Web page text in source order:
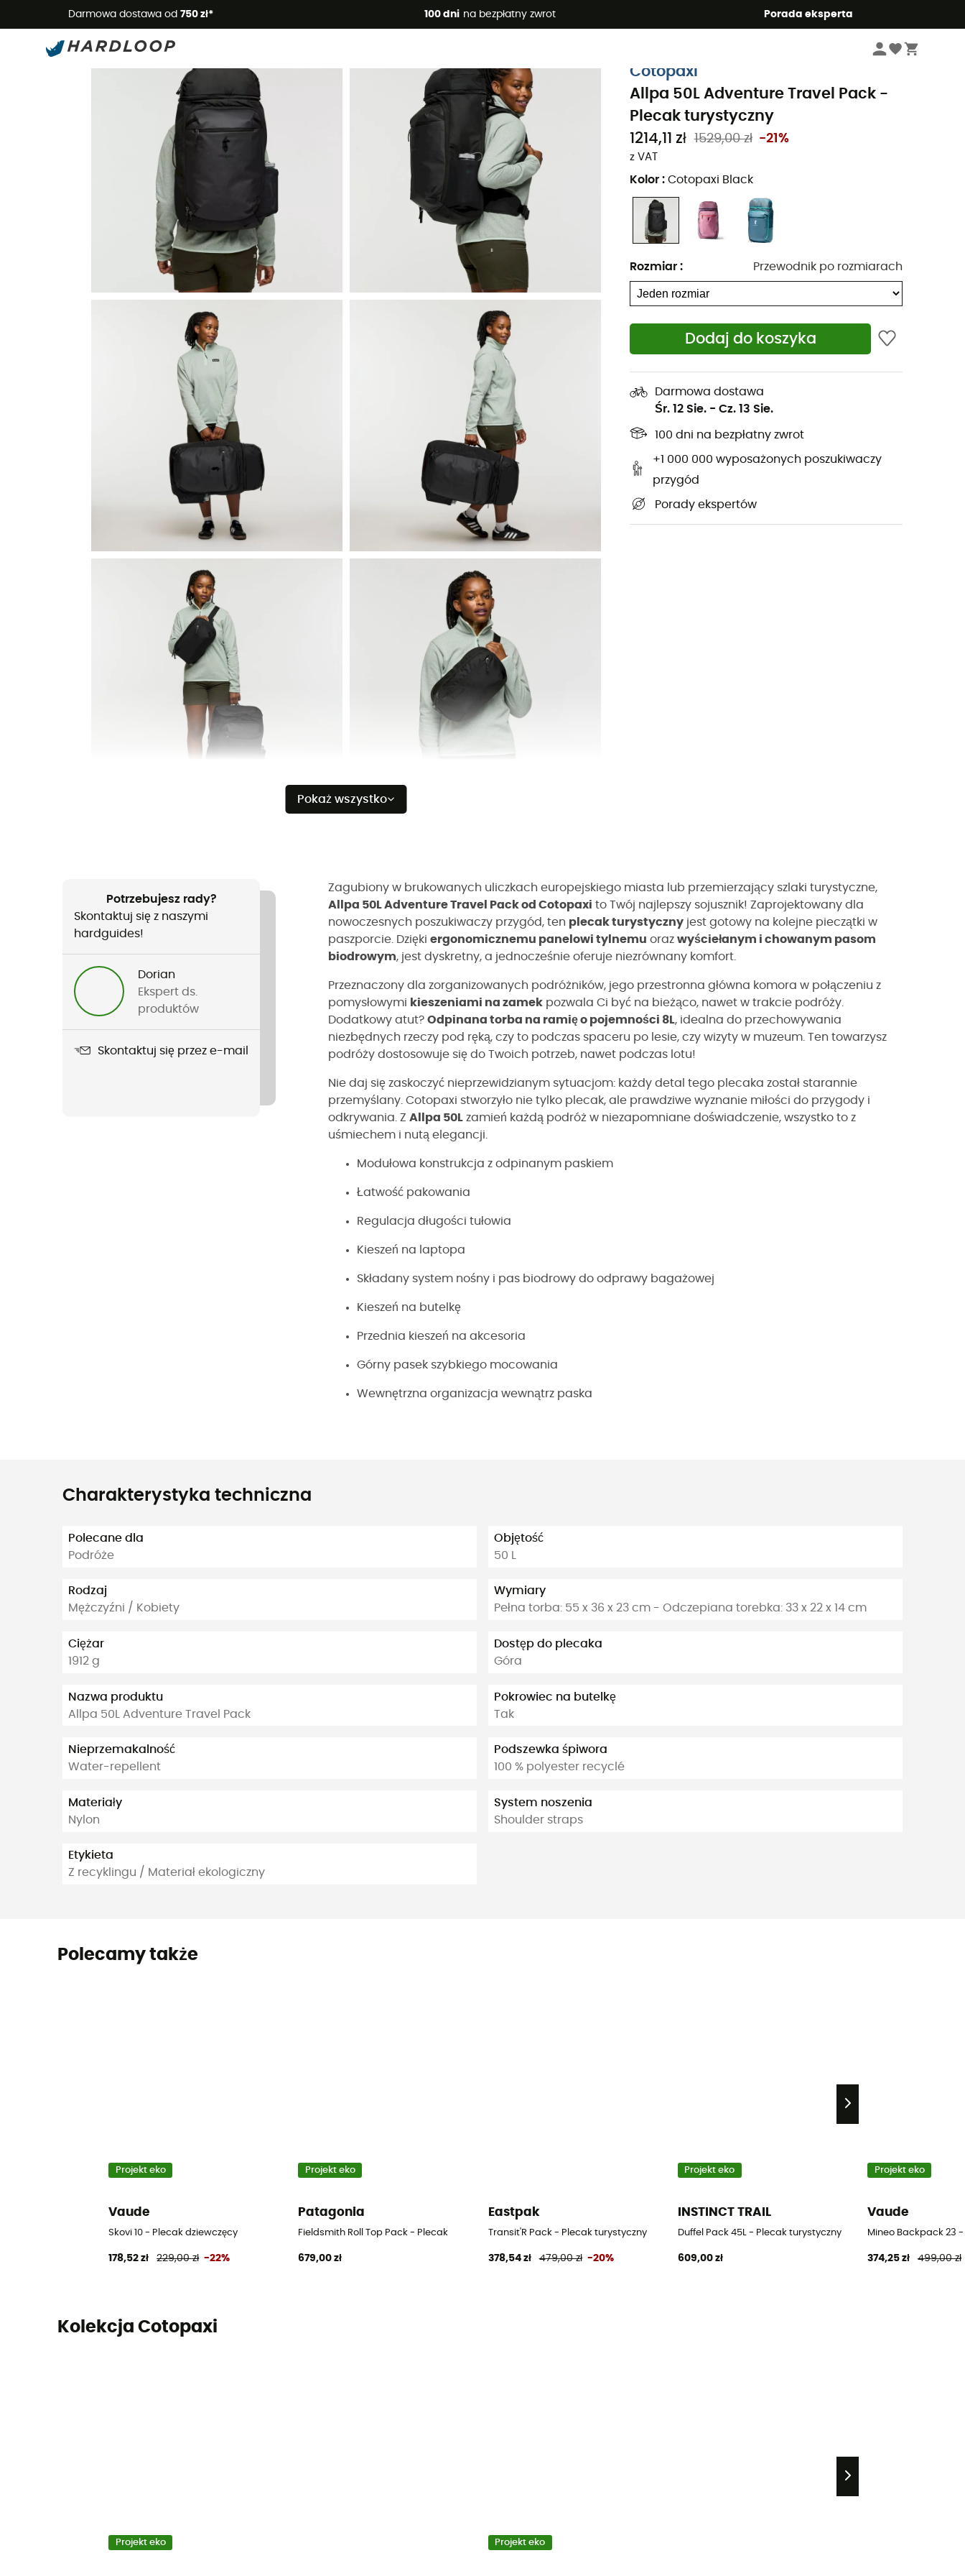
Darmowa dostawa od 750 zł* 100 dni na bezpłatny zwrot Porada eksperta
Letnie promocje 🔥 -5% DODATKOWO przy zakupie 2 produktów*, kod Summer5
Pokaż wszystko
Plecaki turystyczne
Cotopaxi
Allpa 50L Adventure Travel Pack -
Plecak turystyczny
1214,11 zł 1529,00 zł -21%
z VAT
Kolor : Cotopaxi Black
Rozmiar : Przewodnik po rozmiarach
Dodaj do koszyka
Darmowa dostawa
Śr. 12 Sie. - Cz. 13 Sie.
100 dni na bezpłatny zwrot
+1 000 000 wyposażonych poszukiwaczy
przygód
Porady ekspertów
Potrzebujesz rady?
Skontaktuj się z naszymi
hardguides!
Dorian
Ekspert ds.
produktów
Skontaktuj się przez e-mail
Zagubiony w brukowanych uliczkach europejskiego miasta lub przemierzający szlaki turystyczne,
Allpa 50L Adventure Travel Pack od Cotopaxi to Twój najlepszy sojusznik! Zaprojektowany dla
nowoczesnych poszukiwaczy przygód, ten plecak turystyczny jest gotowy na kolejne pieczątki w
paszporcie. Dzięki ergonomicznemu panelowi tylnemu oraz wyściełanym i chowanym pasom
biodrowym, jest dyskretny, a jednocześnie oferuje niezrównany komfort.
Przeznaczony dla zorganizowanych podróżników, jego przestronna główna komora w połączeniu z
pomysłowymi kieszeniami na zamek pozwala Ci być na bieżąco, nawet w trakcie podróży.
Dodatkowy atut? Odpinana torba na ramię o pojemności 8L, idealna do przechowywania
niezbędnych rzeczy pod ręką, czy to podczas spaceru po lesie, czy wizyty w muzeum. Ten towarzysz
podróży dostosowuje się do Twoich potrzeb, nawet podczas lotu!
Nie daj się zaskoczyć nieprzewidzianym sytuacjom: każdy detal tego plecaka został starannie
przemyślany. Cotopaxi stworzyło nie tylko plecak, ale prawdziwe wyznanie miłości do przygody i
odkrywania. Z Allpa 50L zamień każdą podróż w niezapomniane doświadczenie, wszystko to z
uśmiechem i nutą elegancji.
Modułowa konstrukcja z odpinanym paskiem
Łatwość pakowania
Regulacja długości tułowia
Kieszeń na laptopa
Składany system nośny i pas biodrowy do odprawy bagażowej
Kieszeń na butelkę
Przednia kieszeń na akcesoria
Górny pasek szybkiego mocowania
Wewnętrzna organizacja wewnątrz paska
Charakterystyka techniczna
Polecane dla
Podróże
Rodzaj
Mężczyźni / Kobiety
Ciężar
1912 g
Nazwa produktu
Allpa 50L Adventure Travel Pack
Nieprzemakalność
Water-repellent
Materiały
Nylon
Etykieta
Z recyklingu / Materiał ekologiczny
Objętość
50 L
Wymiary
Pełna torba: 55 x 36 x 23 cm - Odczepiana torebka: 33 x 22 x 14 cm
Dostęp do plecaka
Góra
Pokrowiec na butelkę
Tak
Podszewka śpiwora
100 % polyester recyclé
System noszenia
Shoulder straps
Polecamy także
Projekt eko
Vaude
Skovi 10 - Plecak dziewczęcy
178,52 zł 229,00 zł -22%
Projekt eko
Patagonia
Fieldsmith Roll Top Pack - Plecak
679,00 zł
Eastpak
Transit'R Pack - Plecak turystyczny
378,54 zł 479,00 zł -20%
Projekt eko
INSTINCT TRAIL
Duffel Pack 45L - Plecak turystyczny
609,00 zł
Projekt eko
Vaude
Mineo Backpack 23
374,25 zł 499,00 zł
Kolekcja Cotopaxi
Projekt eko Projekt eko